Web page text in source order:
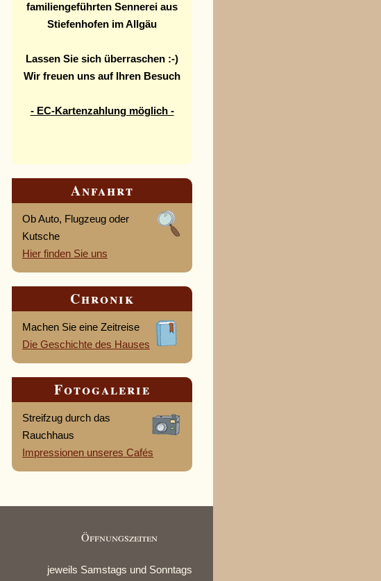
familiengeführten Sennerei aus
Stiefenhofen im Allgäu
Lassen Sie sich überraschen :-)
Wir freuen uns auf Ihren Besuch
- EC-Kartenzahlung möglich -
Anfahrt
Ob Auto, Flugzeug oder
Kutsche
Hier finden Sie uns
Chronik
Machen Sie eine Zeitreise
Die Geschichte des Hauses
Fotogalerie
Streifzug durch das
Rauchhaus
Impressionen unseres Cafés
Öffnungszeiten
jeweils Samstags und Sonntags